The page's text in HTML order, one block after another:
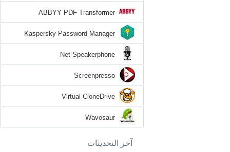
ABBYY PDF Transformer
Kaspersky Password Manager
Net Speakerphone
Screenpresso
Virtual CloneDrive
Wavosaur
آخر التحديثات